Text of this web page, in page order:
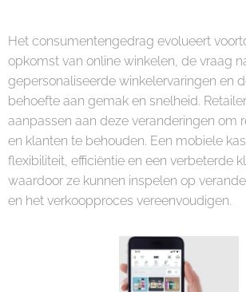
Het consumentengedrag evolueert
opkomst van online winkelen, de vraag
gepersonaliseerde winkelervaringen en
behoefte aan gemak en snelheid.
aanpassen aan deze veranderingen om
en klanten te behouden. Een mobiele
flexibiliteit, efficiëntie en een verbeterde
waardoor ze kunnen inspelen op
en het verkoopproces vereenvoudigen.